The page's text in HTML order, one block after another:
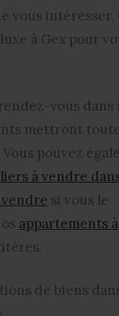
vous intéresser,
à Gex pour
vous dans
mettront
pouvez
à vendre
si vous le
appartements à
de biens